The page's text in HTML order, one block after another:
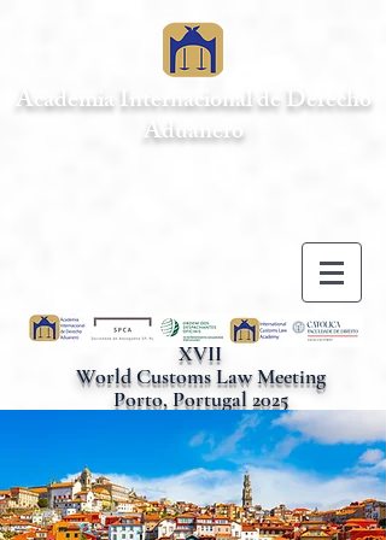
Academia Internacional de Derecho
Aduanero
XVII
World Customs Law Meeting
Porto, Portugal 2025